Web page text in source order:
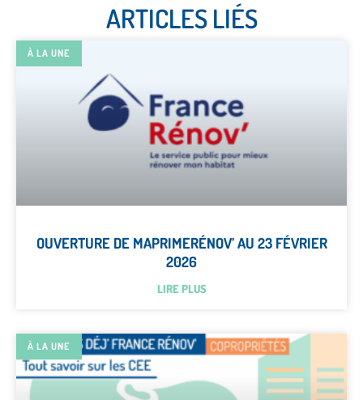
ARTICLES LIÉS
À LA UNE
OUVERTURE DE MAPRIMERÉNOV’ AU 23 FÉVRIER
2026
LIRE PLUS
À LA UNE